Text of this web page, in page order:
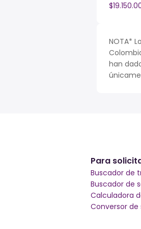
NOTA*
han
Para
Buscador de
Buscador de
Calculadora
Conversor de